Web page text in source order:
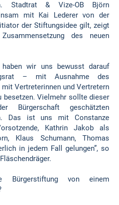
Stadtrat & Vize-OB Björn
mit Kai Lederer von der
der Stiftungsidee gilt, zeigt
des neuen
wir uns bewusst darauf
– mit Ausnahme des
Vertreterinnen und Vertretern
besetzen. Vielmehr sollte dieser
Bürgerschaft geschätzten
Das ist uns mit Constanze
Kathrin Jakob als
Klaus Schumann, Thomas
in jedem Fall gelungen”, so
Bürgerstiftung von einem